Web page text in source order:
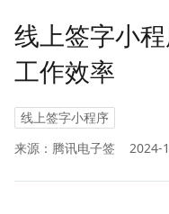
线上签字小
工作效率
线上签字小程序
来源：腾讯电子签
2024-